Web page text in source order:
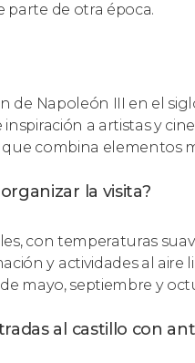
parte de otra época.
Napoleón III en el
a artistas y
que combina elementos
la visita?
con temperaturas
y actividades al aire
mayo, septiembre y
al castillo con